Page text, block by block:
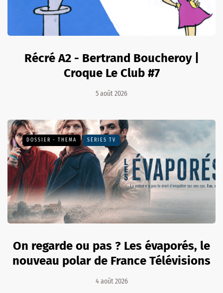
Récré A2 - Bertrand Boucheroy |
Croque Le Club #7
5 août 2026
DOSSIER - THEMA SÉRIES TV
On regarde ou pas ? Les évaporés, le
nouveau polar de France Télévisions
4 août 2026